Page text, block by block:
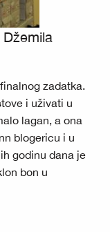
zadatka.
i uživati u
lagan, a ona
blogericu i u
godinu dana je
bon u